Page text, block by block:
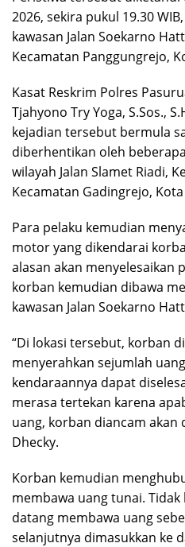
2026, sekira pukul 19.30
kawasan Jalan Soekarno
Kecamatan Panggungrejo,
Kasat Reskrim Polres
Tjahyono Try Yoga, S.Sos.,
kejadian tersebut bermula
diberhentikan oleh
wilayah Jalan Slamet Riadi,
Kecamatan Gadingrejo,
Para pelaku kemudian
motor yang dikendarai
alasan akan menyelesaikan
korban kemudian dibawa
kawasan Jalan Soekarno
“Di lokasi tersebut, korban
menyerahkan sejumlah
kendaraannya dapat
merasa tertekan karena
uang, korban diancam akan
Dhecky.
Korban kemudian
membawa uang tunai.
datang membawa uang
selanjutnya dimasukkan ke